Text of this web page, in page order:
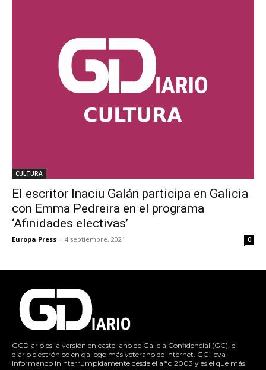
CULTURA
El escritor Inaciu Galán participa en Galicia
con Emma Pedreira en el programa
‘Afinidades electivas’
Europa Press - 4 septiembre, 2021 0
GCDiario es la versión en castellano de Galicia Confidencial (GC), el
diario electrónico en gallego más veterano de internet. GC lleva
informando ininterrumpidamente desde el año 2003 y es el que más